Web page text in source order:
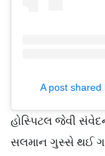
A post shared
હોસ્પિટલ જેવી
સલમાન ગુસ્સે થઈ